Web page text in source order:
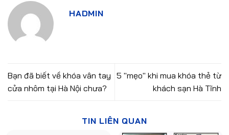
HADMIN
Bạn đã biết về khóa vân tay
cửa nhôm tại Hà Nội chưa?
5 "mẹo" khi mua khóa thẻ từ
khách sạn Hà Tĩnh
TIN LIÊN QUAN